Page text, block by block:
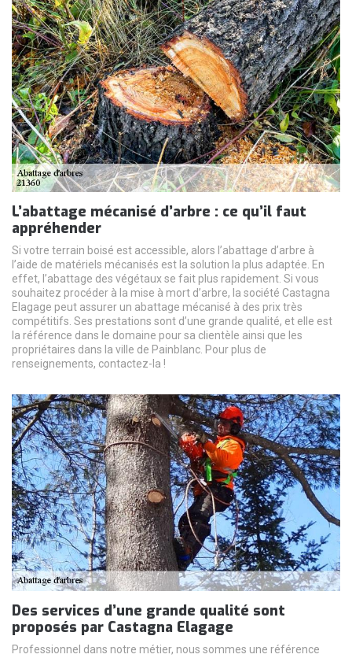
L’abattage mécanisé d’arbre : ce qu’il faut
appréhender
Si votre terrain boisé est accessible, alors l’abattage d’arbre à
l’aide de matériels mécanisés est la solution la plus adaptée. En
effet, l’abattage des végétaux se fait plus rapidement. Si vous
souhaitez procéder à la mise à mort d’arbre, la société Castagna
Elagage peut assurer un abattage mécanisé à des prix très
compétitifs. Ses prestations sont d’une grande qualité, et elle est
la référence dans le domaine pour sa clientèle ainsi que les
propriétaires dans la ville de Painblanc. Pour plus de
renseignements, contactez-la !
Des services d’une grande qualité sont
proposés par Castagna Elagage
Professionnel dans notre métier, nous sommes une référence